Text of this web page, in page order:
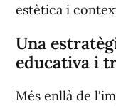
estètica i
Una
educativa i
Més enllà de